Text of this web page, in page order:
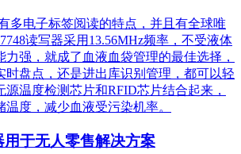
多电子标签阅读的特点，并且有全球唯
读写器采用13.56MHz频率，不受液体
强，就成了血液血袋管理的最佳选择，
时盘点，还是进出库识别管理，都可以轻
温度检测芯片和RFID芯片结合起来，
度，减少血液受污染机率。
于无人零售解决方案